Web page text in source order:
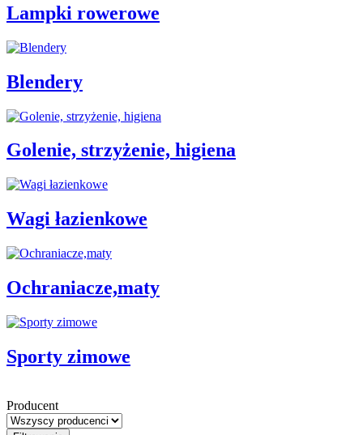
Lampki rowerowe
Blendery
Golenie, strzyżenie, higiena
Wagi łazienkowe
Ochraniacze,maty
Sporty zimowe
Producent